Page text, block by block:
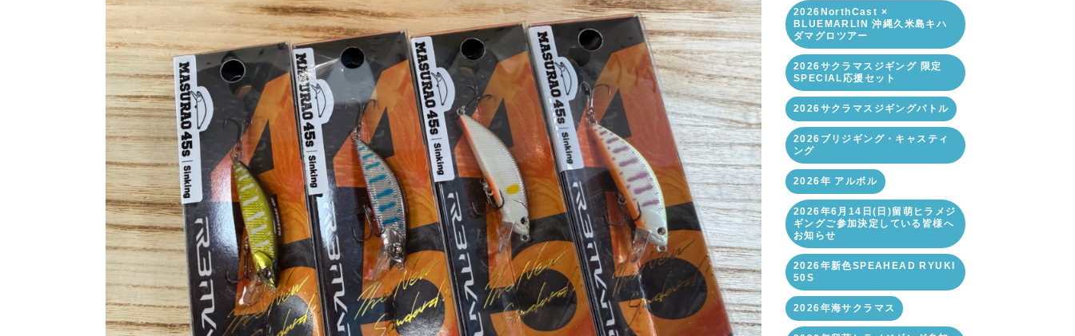
2026NorthCast ×
BLUEMARLIN 沖縄久米島キハ
ダマグロツアー
2026サクラマスジギング 限定
SPECIAL応援セット
2026サクラマスジギングバトル
2026ブリジギング・キャスティ
ング
2026年 アルボル
2026年6月14日(日)留萌ヒラメジ
ギングご参加決定している皆様へ
お知らせ
2026年新色SPEAHEAD RYUKI
50S
2026年海サクラマス